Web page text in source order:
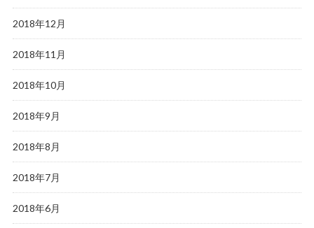
2018年12月
2018年11月
2018年10月
2018年9月
2018年8月
2018年7月
2018年6月